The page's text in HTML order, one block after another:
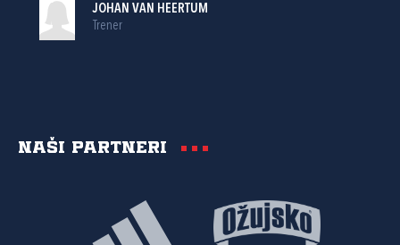
JOHAN VAN HEERTUM
Trener
Naši partneri